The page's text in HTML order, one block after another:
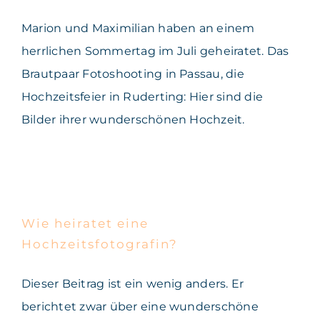
Marion und Maximilian haben an einem
herrlichen Sommertag im Juli geheiratet. Das
Brautpaar Fotoshooting in Passau, die
Hochzeitsfeier in Ruderting: Hier sind die
Bilder ihrer wunderschönen Hochzeit.
Wie heiratet eine
Hochzeitsfotografin?
Dieser Beitrag ist ein wenig anders. Er
berichtet zwar über eine wunderschöne